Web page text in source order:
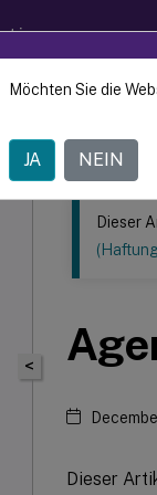
Dieser Inhalt
<
Dieser
Dieser
Möchten Sie die
JA NEIN